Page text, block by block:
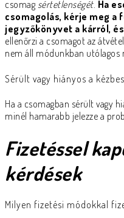
csomag sértetlenségét. Ha
csomagolás, kérje meg a
jegyzőkönyvet a kárról,
ellenőrzi a csomagot az
nem áll módunkban utólagos
Sérült vagy hiányos a
Ha a csomagban sérült vagy
minél hamarabb jelezze a
Fizetéssel
kérdések
Milyen fizetési módokkal